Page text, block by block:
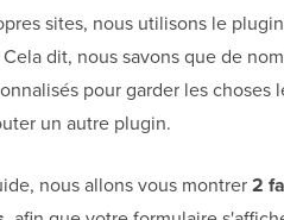
sites, nous utilisons le
dit, nous savons que de
pour garder les
un autre plugin.
nous allons vous montrer2